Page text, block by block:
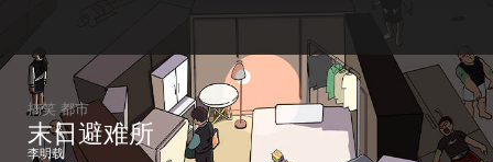
搞笑 都市
末日避难所
李明载